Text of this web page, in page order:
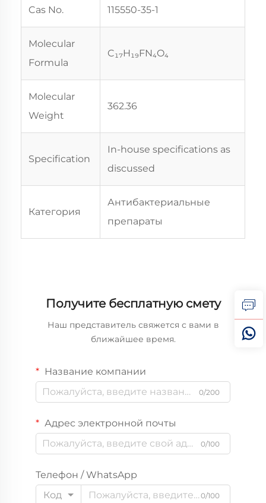
Cas No. 115550-35-1
Molecular
Formula
C₁₇H₁₉FN₄O₄
Molecular
Weight
362.36
Specification
In-house specifications as
discussed
Категория
Антибактериальные
препараты
Получите бесплатную смету
Наш представитель свяжется с вами в
ближайшее время.
Название компании
0/200
Адрес электронной почты
0/100
Телефон / WhatsApp
Код
0/100